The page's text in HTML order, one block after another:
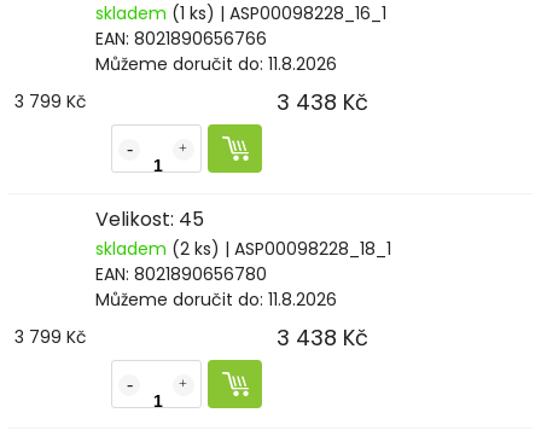
skladem (1 ks) | ASP00098228_16_1
EAN: 8021890656766
Můžeme doručit do: 11.8.2026
3 799 Kč
3 438 Kč
Velikost: 45
skladem (2 ks) | ASP00098228_18_1
EAN: 8021890656780
Můžeme doručit do: 11.8.2026
3 799 Kč
3 438 Kč